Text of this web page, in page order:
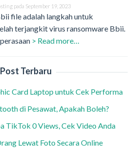
pada September 19, 2023
file adalah langkah untuk
terjangkit virus ransomware Bbii.
> Read more…
Post Terbaru
Card Laptop untuk Cek Performa
di Pesawat, Apakah Boleh?
TikTok 0 Views, Cek Video Anda
Lewat Foto Secara Online